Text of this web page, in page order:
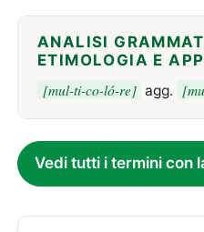
ANALISI
ETIMOLOGIA E
[mul-ti-co-ló-re] agg.
Vedi tutti i termini con